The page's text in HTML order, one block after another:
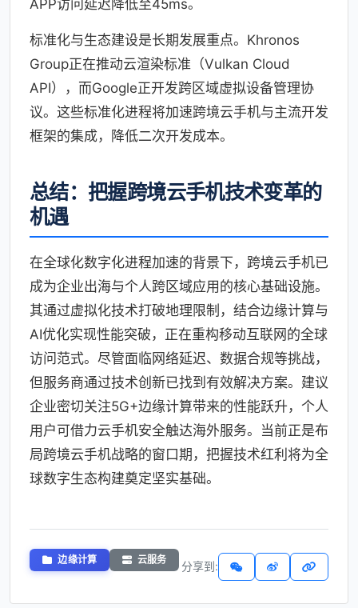
APP访问延迟降低至45ms。
标准化与生态建设是长期发展重点。Khronos
Group正在推动云渲染标准（Vulkan Cloud
API），而Google正开发跨区域虚拟设备管理协
议。这些标准化进程将加速跨境云手机与主流开发
框架的集成，降低二次开发成本。
总结：把握跨境云手机技术变革的
机遇
在全球化数字化进程加速的背景下，跨境云手机已
成为企业出海与个人跨区域应用的核心基础设施。
其通过虚拟化技术打破地理限制，结合边缘计算与
AI优化实现性能突破，正在重构移动互联网的全球
访问范式。尽管面临网络延迟、数据合规等挑战，
但服务商通过技术创新已找到有效解决方案。建议
企业密切关注5G+边缘计算带来的性能跃升，个人
用户可借力云手机安全触达海外服务。当前正是布
局跨境云手机战略的窗口期，把握技术红利将为全
球数字生态构建奠定坚实基础。
边缘计算 云服务 分享到: